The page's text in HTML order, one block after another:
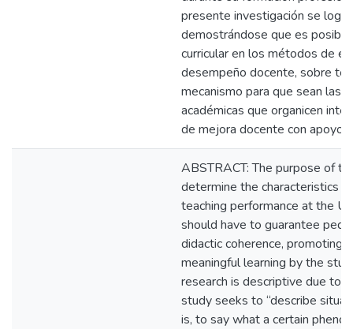
presente investigación se
demostrándose que es posible
curricular en los métodos de
desempeño docente, sobre
mecanismo para que sean las
académicas que organicen
de mejora docente con apoyo
ABSTRACT: The purpose of
determine the characteristics
teaching performance at the
should have to guarantee
didactic coherence, promoting
meaningful learning by the
research is descriptive due to
study seeks to “describe
is, to say what a certain